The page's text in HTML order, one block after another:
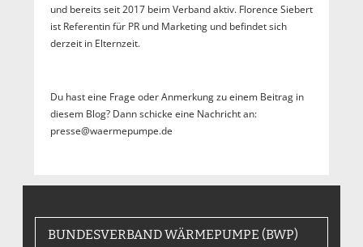
und bereits seit 2017 beim Verband aktiv. Florence Siebert
ist Referentin für PR und Marketing und befindet sich
derzeit in Elternzeit.
Du hast eine Frage oder Anmerkung zu einem Beitrag in
diesem Blog? Dann schicke eine Nachricht an:
presse@waermepumpe.de
BUNDESVERBAND WÄRMEPUMPE (BWP)